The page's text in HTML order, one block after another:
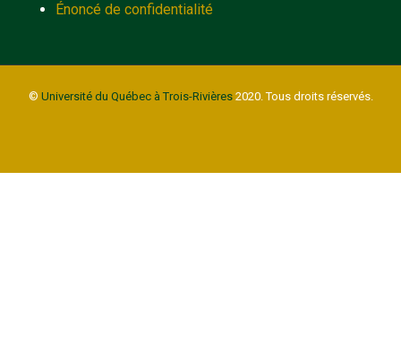
Énoncé de confidentialité
© Université du Québec à Trois-Rivières2020. Tous droits réservés.